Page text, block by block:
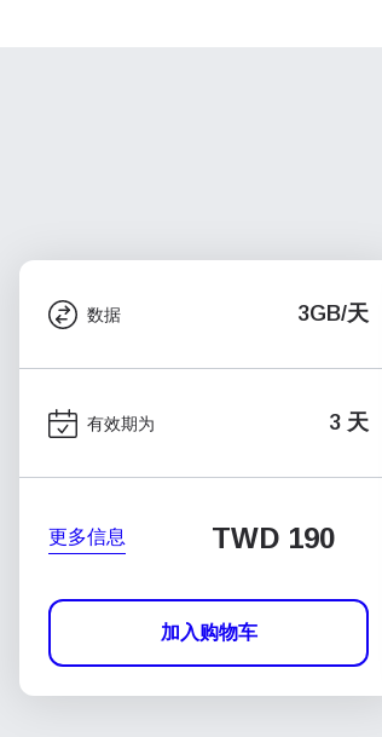
数据 3GB/天
有效期为 3 天
更多信息 TWD 190
加入购物车